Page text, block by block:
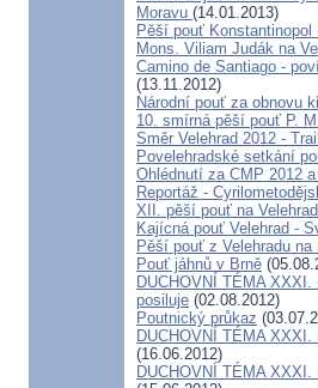
Moravu (14.01.2013)
Pěší pouť Konstantinopol
Mons. Viliam Judák na
Camino de Santiago -
(13.11.2012)
Národní pouť za obnovu
10. smírná pěší pouť P.
Směr Velehrad 2012 -
Povelehradské setkání
Ohlédnutí za CMP 2012
Reportáž -
XII. pěší pouť na
Kajícná pouť Velehrad -
Pěší pouť z Velehradu na
Pouť jáhnů v Brně
DUCHOVNÍ TÉMA
posiluje (02.08.2012)
Poutnický průkaz
DUCHOVNÍ TÉMA
(16.06.2012)
DUCHOVNÍ TÉMA